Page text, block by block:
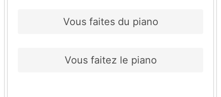
Vous faites du piano
Vous faitez le piano